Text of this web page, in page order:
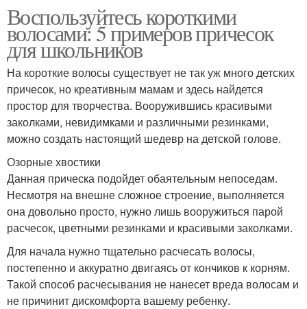
Воспользуйтесь короткими
волосами: 5 примеров причесок
для школьников
На короткие волосы существует не так уж много детских
причесок, но креативным мамам и здесь найдется
простор для творчества. Вооружившись красивыми
заколками, невидимками и различными резинками,
можно создать настоящий шедевр на детской голове.
Озорные хвостики
Данная прическа подойдет обаятельным непоседам.
Несмотря на внешне сложное строение, выполняется
она довольно просто, нужно лишь вооружиться парой
расчесок, цветными резинками и красивыми заколками.
Для начала нужно тщательно расчесать волосы,
постепенно и аккуратно двигаясь от кончиков к корням.
Такой способ расчесывания не нанесет вреда волосам и
не причинит дискомфорта вашему ребенку.